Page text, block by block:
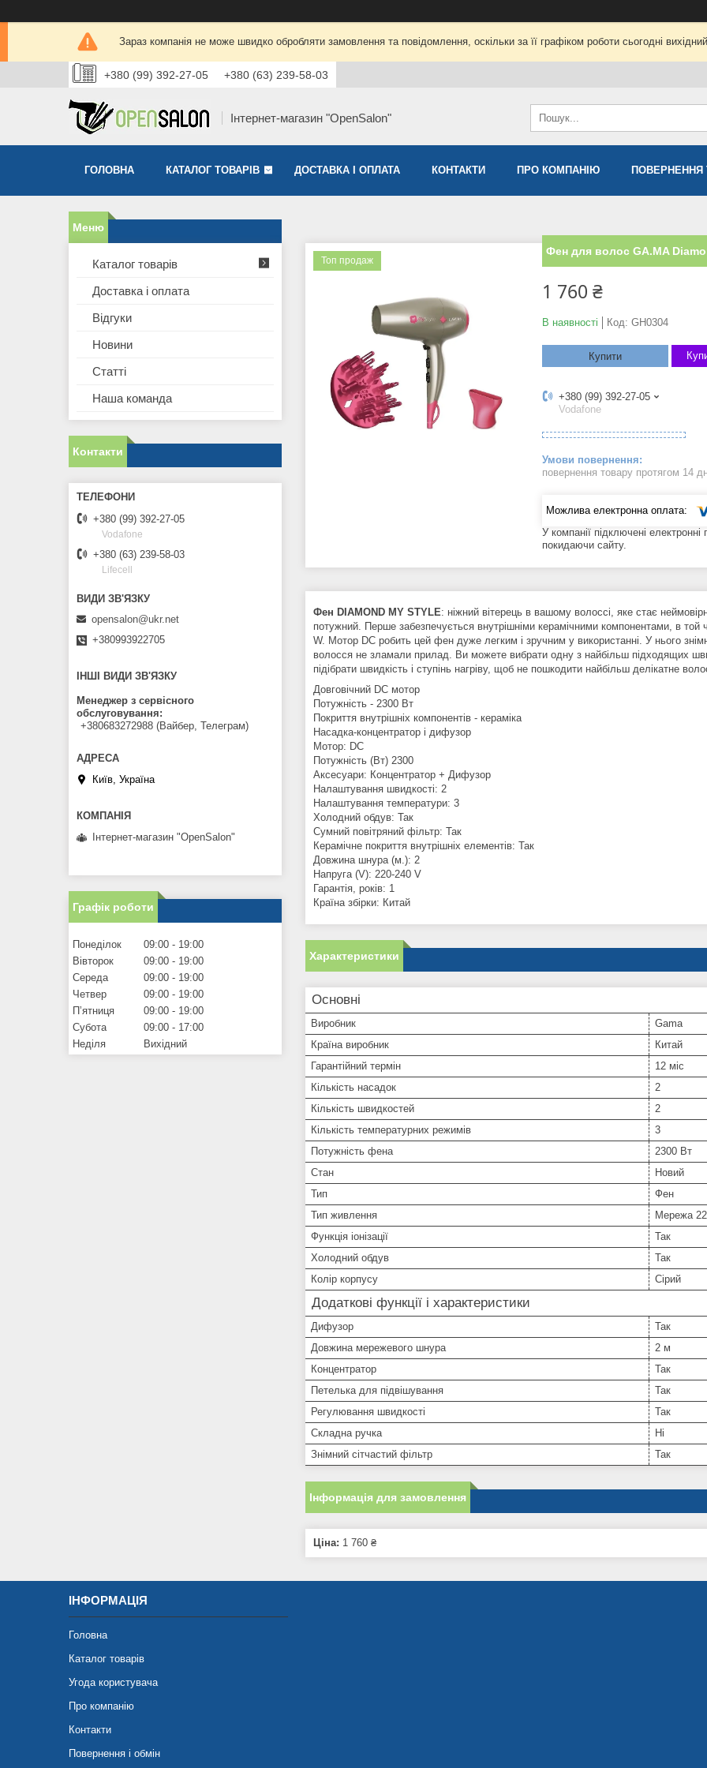
Зараз компанія не може швидко обробляти замовлення та повідомлення, оскільки за її графіком роботи сьогодні
+380 (99) 392-27-05 +380 (63) 239-58-03
Інтернет-магазин "OpenSalon"
ГОЛОВНА КАТАЛОГ ТОВАРІВ ДОСТАВКА І ОПЛАТА КОНТАКТИ ПРО КОМПАНІЮ ПОВЕРНЕННЯ
Топ продаж
Фен для волос GA.MA
1 760 ₴
В наявності Код: GH0304
Купити
+380 (99) 392-27-05
Vodafone
повернення товару протягом 14
У компанії підключені
покидаючи сайту.
Фен DIAMOND MY STYLE: ніжний вітерець в вашому волоссі, яке стає
потужний. Перше забезпечується внутрішніми керамічними компонентами, в той
W. Мотор DC робить цей фен дуже легким і зручним у використанні. У нього
волосся не зламали прилад. Ви можете вибрати одну з найбільш підходящих
підібрати швидкість і ступінь нагріву, щоб не пошкодити найбільш делікатне
Довговічний DC мотор
Потужність - 2300 Вт
Покриття внутрішніх компонентів - кераміка
Насадка-концентратор і дифузор
Мотор: DC
Потужність (Вт) 2300
Аксесуари: Концентратор + Дифузор
Налаштування швидкості: 2
Налаштування температури: 3
Холодний обдув: Так
Сумний повітряний фільтр: Так
Керамічне покриття внутрішніх елементів: Так
Довжина шнура (м.): 2
Напруга (V): 220-240 V
Гарантія, років: 1
Країна збірки: Китай
Характеристики
Основні
Виробник
Gama
Країна виробник
Китай
Гарантійний термін
12 міс
Кількість насадок
2
Кількість швидкостей
2
Кількість температурних режимів
3
Потужність фена
2300 Вт
Стан
Новий
Тип
Фен
Тип живлення
Мережа
Функція іонізації
Так
Холодний обдув
Так
Колір корпусу
Сірий
Додаткові функції і характеристики
Дифузор
Так
Довжина мережевого шнура
2 м
Концентратор
Так
Петелька для підвішування
Так
Регулювання швидкості
Так
Складна ручка
Ні
Знімний сітчастий фільтр
Так
Інформація для замовлення
Ціна: 1 760 ₴
Каталог товарів
Доставка і оплата
Відгуки
Новини
Статті
Наша команда
Контакти
+380 (99) 392-27-05
Vodafone
+380 (63) 239-58-03
Lifecell
opensalon@ukr.net
+380993922705
ІНШІ ВИДИ ЗВ'ЯЗКУ
Менеджер з сервісного
обслуговування
+380683272988 (Вайбер, Телеграм)
Київ, Україна
Інтернет-магазин "OpenSalon"
Графік роботи
Понеділок 09:00
19:00
Вівторок
09:00
19:00
Середа
09:00
19:00
Четвер
09:00
19:00
Пʼятниця
09:00
19:00
Субота
09:00
17:00
Неділя
Вихідний
ІНФОРМАЦІЯ
Головна
Каталог товарів
Угода користувача
Про компанію
Контакти
Повернення і обмін